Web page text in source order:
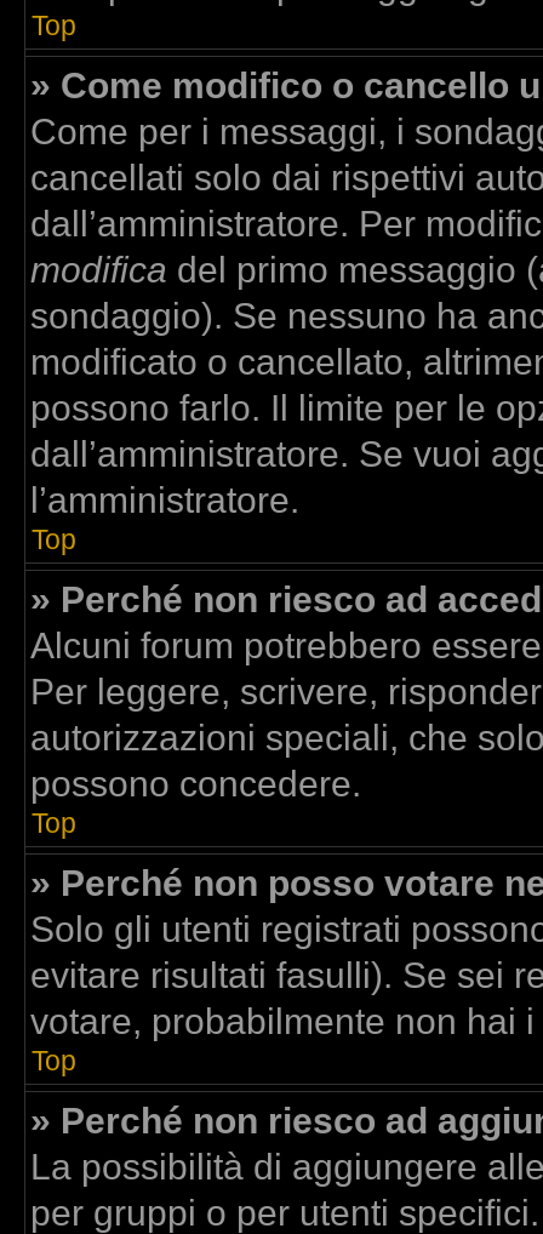
Top
» Come modifico o cancello
Come per i messaggi, i
cancellati solo dai rispettivi
dall’amministratore. Per
modifica del primo messaggio
sondaggio). Se nessuno ha
modificato o cancellato,
possono farlo. Il limite per le
dall’amministratore. Se vuoi
l’amministratore.
Top
» Perché non riesco ad
Alcuni forum potrebbero
Per leggere, scrivere,
autorizzazioni speciali, che
possono concedere.
Top
» Perché non posso votare
Solo gli utenti registrati
evitare risultati fasulli). Se sei
votare, probabilmente non hai
Top
» Perché non riesco ad
La possibilità di aggiungere
per gruppi o per utenti